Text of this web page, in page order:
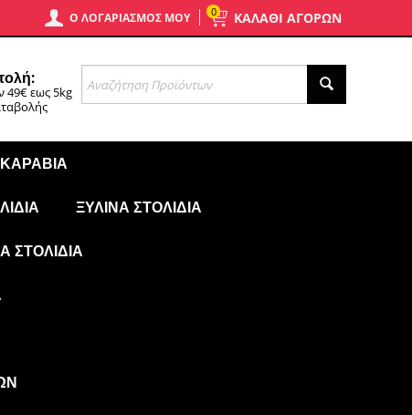
ΚΑΛΑΘΙ ΑΓΟΡΩΝ
0
Ο ΛΟΓΑΡΙΑΣΜΌΣ ΜΟΥ
49€ εως 5kg
ΞΎΛΙΝΑ ΣΤΟΛΊΔΙΑ
ΣΤΟΛΊΔΙΑ